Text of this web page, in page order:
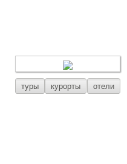
туры курорты отели